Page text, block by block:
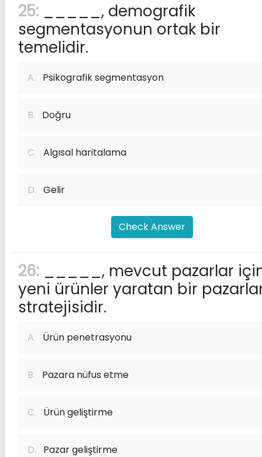
25: _____, demografik
segmentasyonun ortak bir
temelidir.
A. Psikografik segmentasyon
B. Doğru
C. Algısal haritalama
D. Gelir
Check Answer
26: _____, mevcut pazarlar
yeni ürünler yaratan bir
stratejisidir.
A. Ürün penetrasyonu
B. Pazara nüfus etme
C. Ürün geliştirme
D. Pazar geliştirme